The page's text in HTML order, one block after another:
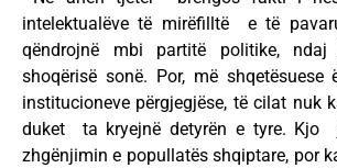
intelektualëve të mirëfilltë e të
qëndrojnë mbi partitë politike,
shoqërisë sonë. Por, më
institucioneve përgjegjëse, të cilat nuk
duket ta kryejnë detyrën e tyre. Kjo
zhgënjimin e popullatës shqiptare, por